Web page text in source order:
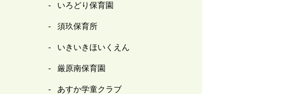
いろどり保育園
須玖保育所
いきいきほいくえん
厳原南保育園
あすか学童クラブ